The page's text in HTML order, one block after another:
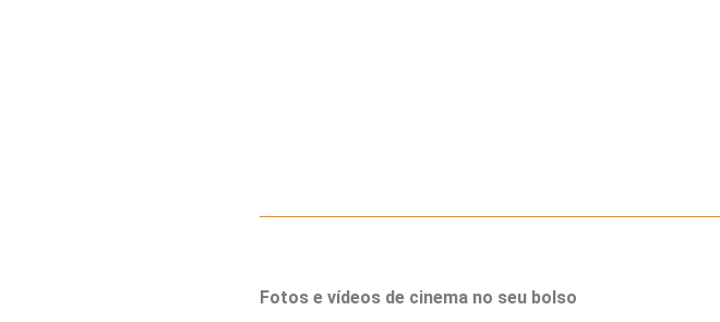
Fotos e vídeos de cinema no seu bolso